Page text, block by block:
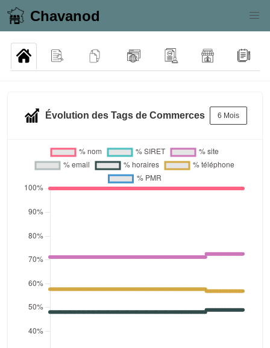
Chavanod
Évolution des Tags de Commerces 6 Mois